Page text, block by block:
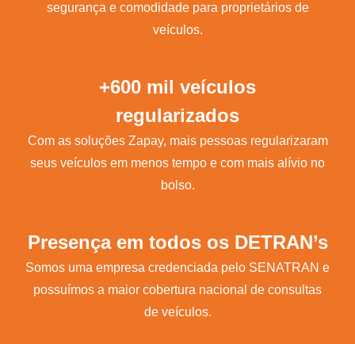
segurança e comodidade para proprietários de
veículos.
+600 mil veículos
regularizados
Com as soluções Zapay, mais pessoas regularizaram
seus veículos em menos tempo e com mais alívio no
bolso.
Presença em todos os DETRAN’s
Somos uma empresa credenciada pelo SENATRAN e
possuímos a maior cobertura nacional de consultas
de veículos.